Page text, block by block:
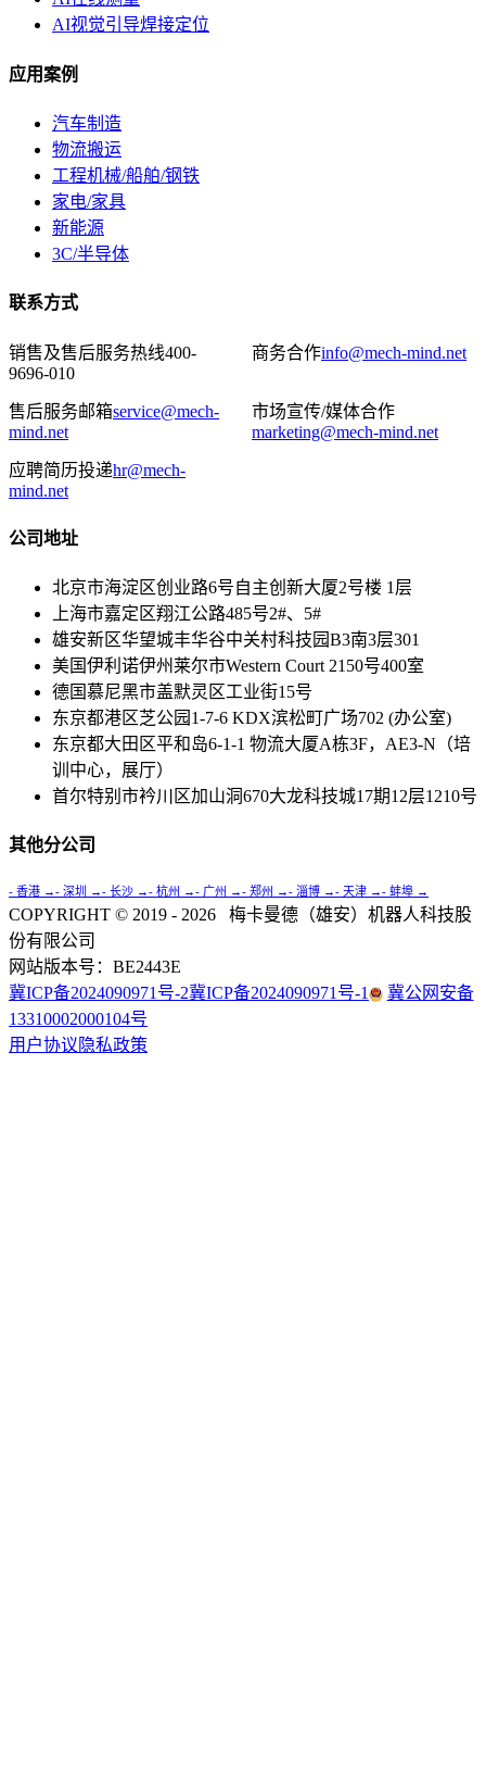
AI视觉引导焊接定位
应用案例
汽车制造
物流搬运
工程机械/船舶/钢铁
家电/家具
新能源
3C/半导体
联系方式
销售及售后服务热线400-
9696-010
商务合作info@mech-mind.net
售后服务邮箱service@mech-
mind.net
市场宣传/媒体合作
marketing@mech-mind.net
应聘简历投递hr@mech-
mind.net
公司地址
北京市海淀区创业路6号自主创新大厦2号楼 1层
上海市嘉定区翔江公路485号2#、5#
雄安新区华望城丰华谷中关村科技园B3南3层301
美国伊利诺伊州莱尔市Western Court 2150号400室
德国慕尼黑市盖默灵区工业街15号
东京都港区芝公园1-7-6 KDX滨松町广场702 (办公室)
东京都大田区平和岛6-1-1 物流大厦A栋3F，AE3-N（培
训中心，展厅）
首尔特别市衿川区加山洞670大龙科技城17期12层1210号
其他分公司
- 香港 →- 深圳 →- 长沙 →- 杭州 →- 广州 →- 郑州 →- 淄博 →- 天津 →- 蚌埠 →
COPYRIGHT © 2019 - 2026 梅卡曼德（雄安）机器人科技股
份有限公司
网站版本号： BE2443E
冀ICP备2024090971号-2冀ICP备2024090971号-1
冀公网安备
13310002000104号
用户协议 隐私政策